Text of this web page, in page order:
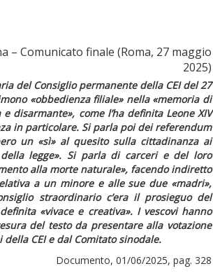
– Comunicato finale (Roma, 27 maggio
2025)
del Consiglio permanente della CEI del 27
«obbedienza filiale»nella «memoria di
e disarmante», come l’ha definita Leone XIV
in particolare. Si parla poi dei referendum
un «sì» al quesito sulla cittadinanza ai
legge». Si parla di carceri e del loro
alla morte naturale», facendo indiretto
a un minore e alle sue due «madri»,
straordinario c’era il prosieguo del
«vivace e creativa».I vescovi hanno
del testo da presentare alla votazione
CEI e dal Comitato sinodale.
Documento, 01/06/2025, pag. 328